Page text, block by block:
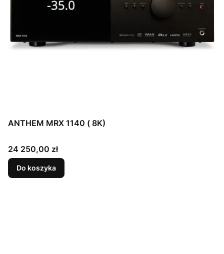
ANTHEM MRX 1140 ( 8K)
Cena
24 250,00 zł
Do koszyka